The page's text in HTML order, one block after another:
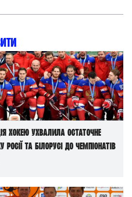
хокею ухвалила остаточне
та білорусі до чемпіонатів